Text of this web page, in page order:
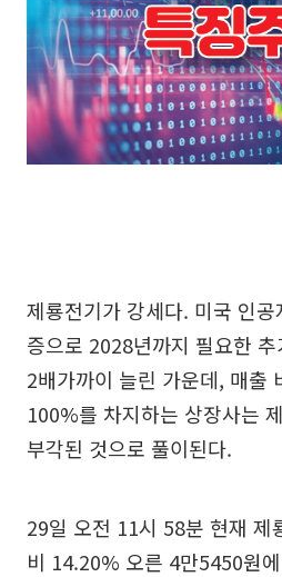
제룡전기가 강세다. 미국 인
증으로 2028년까지 필요한
2배가까이 늘린 가운데, 매출
100%를 차지하는 상장사는
부각된 것으로 풀이된다.
29일 오전 11시 58분 현재 제
비 14.20% 오른 4만5450원